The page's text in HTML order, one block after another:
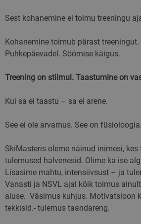
Sest kohanemine ei toimu treeningu
Kohanemine toimub pärast treeningut.
Puhkepäevadel. Söömise käigus.
Treening on stiimul. Taastumine on
Kui sa ei taastu – sa ei arene.
See ei ole arvamus. See on füsioloogia.
SkiMasteris oleme näinud inimesi, kes
tulemused halvenesid. Olime ka ise
Lisasime mahtu, intensiivsust – ja
Vanasti ja NSVL ajal kõik toimus
aluse. Väsimus kuhjus. Motivatsioon
tekkisid.- tulemus taandareng.